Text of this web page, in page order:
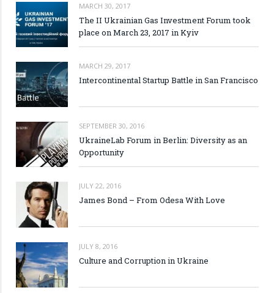
MARCH 30, 2017
The II Ukrainian Gas Investment Forum took
place on March 23, 2017 in Kyiv
MARCH 29, 2017
Intercontinental Startup Battle in San Francisco
SEPTEMBER 30, 2016
UkraineLab Forum in Berlin: Diversity as an
Opportunity
JULY 22, 2016
James Bond – From Odesa With Love
JULY 8, 2016
Culture and Corruption in Ukraine